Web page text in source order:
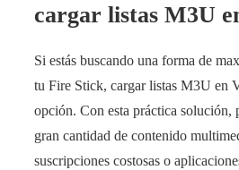
cargar listas M3U
Si estás buscando una forma de
tu Fire Stick, cargar listas M3U en
opción. Con esta práctica solución,
gran cantidad de contenido
suscripciones costosas o